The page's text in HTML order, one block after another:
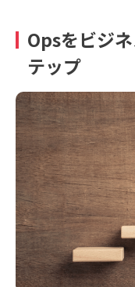
Opsをビジ
テップ